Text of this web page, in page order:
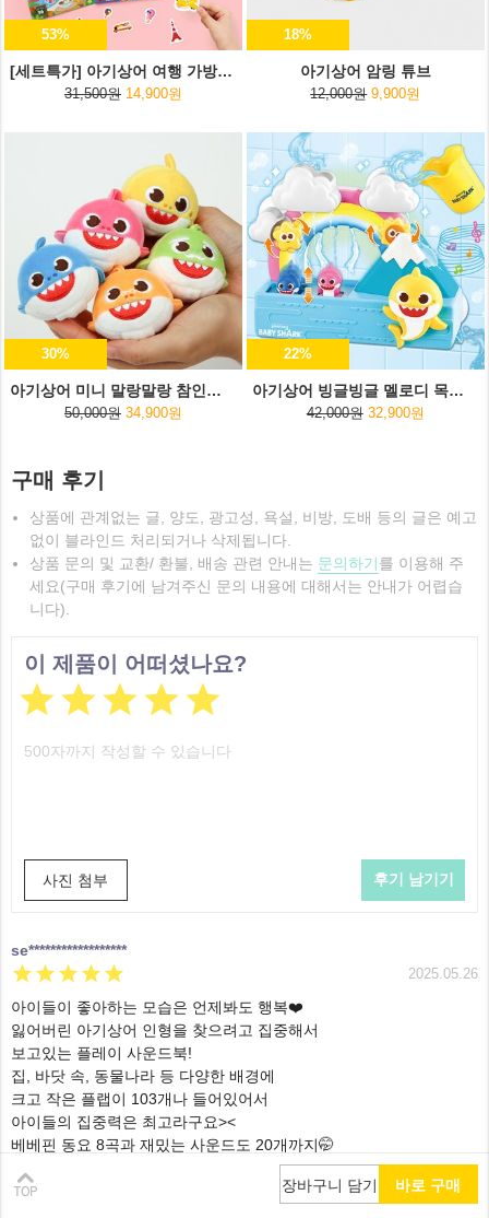
장바구니 담기 바로 구매
53%
[세트특가] 아기상어 여행 가방스티커+여행용 파우치
31,500원 14,900원
18%
아기상어 암링 튜브
12,000원 9,900원
30%
아기상어 미니 말랑말랑 참인형 5종세트
50,000원 34,900원
22%
아기상어 빙글빙글 멜로디 목욕놀이
42,000원 32,900원
구매 후기
상품에 관계없는 글, 양도, 광고성, 욕설, 비방, 도배 등의 글은 예고
없이 블라인드 처리되거나 삭제됩니다.
상품 문의 및 교환/ 환불, 배송 관련 안내는 문의하기를 이용해 주
세요(구매 후기에 남겨주신 문의 내용에 대해서는 안내가 어렵습
니다).
이 제품이 어떠셨나요?

사진 첨부
se******************
 2025.05.26
아이들이 좋아하는 모습은 언제봐도 행복❤️
잃어버린 아기상어 인형을 찾으려고 집중해서
보고있는 플레이 사운드북!
집, 바닷 속, 동물나라 등 다양한 배경에
크고 작은 플랩이 103개나 들어있어서
아이들의 집중력은 최고라구요><
베베핀 동요 8곡과 재밌는 사운드도 20개까지🤭
외출할 때 챙겨가면 너무 좋을 것 같아요:)